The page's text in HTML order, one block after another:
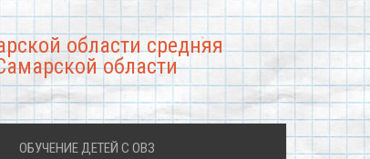
области средняя
области
ОБУЧЕНИЕ ДЕТЕЙ С ОВЗ